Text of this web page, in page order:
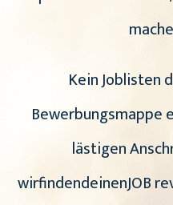
Kein Joblisten
Bewerbungsmappe
lästigen
wirfindendeinenJOB